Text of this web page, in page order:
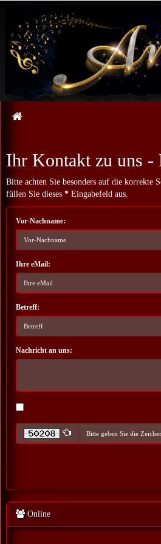
Ihr Kontakt zu uns -
Bitte achten Sie besonders auf die korrekte
füllen Sie dieses* Eingabefeld aus.
Vor-Nachname:
Ihre eMail:
Betreff:
Nachricht an uns:
Online